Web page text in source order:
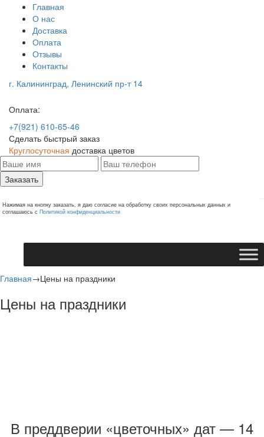
Главная
О нас
Доставка
Оплата
Отзывы
Контакты
г. Калининград, Ленинский пр-т 14
Оплата:
+7(921) 610-65-46
Сделать быстрый заказ
Круглосуточная доставка цветов
Заказать
Нажимая на кнопку заказать, я даю согласие на обработку своих персональных данных и
соглашаюсь с Политикой конфиденциальности
Главная→Цены на праздники
Цены на праздники
В преддверии «цветочных» дат — 14